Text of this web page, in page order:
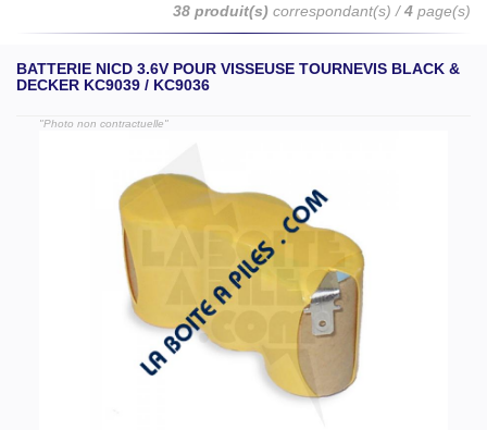
38 produit(s) correspondant(s) /4 page(s)
BATTERIE NICD 3.6V POUR VISSEUSE TOURNEVIS BLACK &
DECKER KC9039 / KC9036
"Photo non contractuelle"